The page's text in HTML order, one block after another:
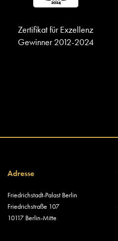
Zertifikat für Exzellenz
Gewinner 2012-2024
Adresse
Friedrichstadt-Palast Berlin
Friedrichstraße 107
10117 Berlin-Mitte